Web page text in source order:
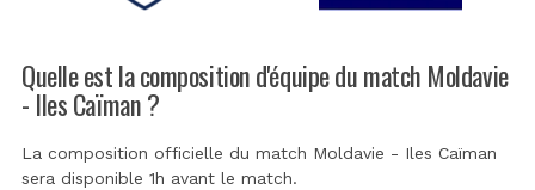
Quelle est la composition d'équipe du match Moldavie
- Iles Caïman ?
La composition officielle du match Moldavie - Iles Caïman
sera disponible 1h avant le match.